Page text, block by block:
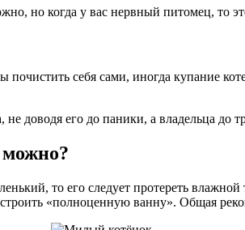
но когда у вас нервный питомец, то
почистить себя сами, иногда купание
доводя его до паники, а владельца до
можно?
то его следует протереть
«полноценную ванну». Общая